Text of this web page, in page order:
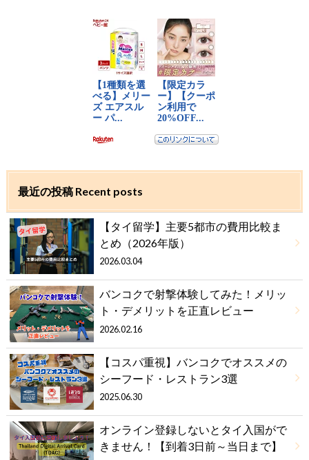
最近の投稿 Recent posts
【タイ留学】主要5都市の費用比較ま
とめ（2026年版）
2026.03.04
バンコクで射撃体験してみた！メリッ
ト・デメリットを正直レビュー
2026.02.16
【コスパ重視】バンコクでオススメの
シーフード・レストラン3選
2025.06.30
オンライン登録しないとタイ入国がで
きません！【到着3日前～当日まで】